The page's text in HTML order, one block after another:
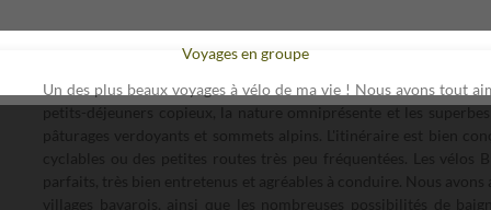
Voyages en groupe
Un des plus beaux voyages à vélo de ma vie ! Nous avons tout